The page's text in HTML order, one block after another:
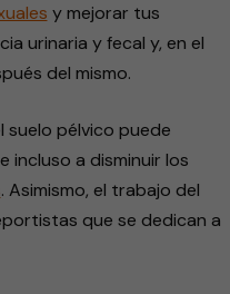
y mejorar tus
urinaria y fecal y, en el
del mismo.
pélvico puede
incluso a disminuir los
. Asimismo, el trabajo del
que se dedican a